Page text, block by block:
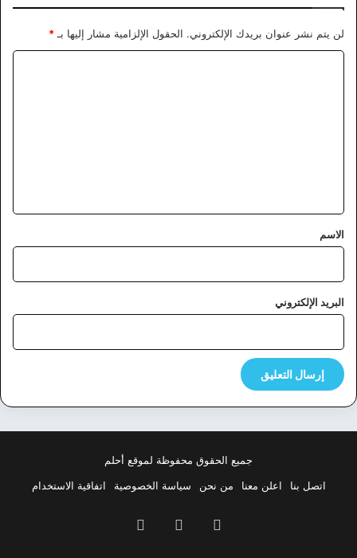
لن يتم نشر عنوان بريدك الإلكتروني. الحقول الإلزامية مشار إليها بـ *
*
الاسم
البريد الإلكتروني
جميع الحقوق محفوظة لموقع أحلم
اتصل بنا
اعلن معنا من نحن سياسة الخصوصية اتفاقية الاستخدام
فيسبوك